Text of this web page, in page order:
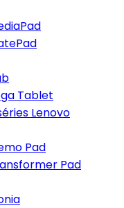
Tablet
Lenovo
Pad
Pad